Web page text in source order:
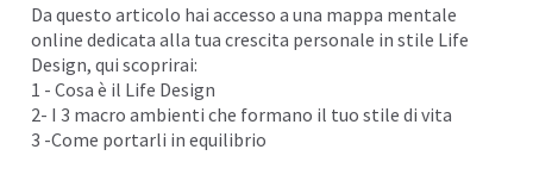
Da questo articolo hai accesso a una mappa mentale
online dedicata alla tua crescita personale in stile Life
Design, qui scoprirai:
1 - Cosa è il Life Design
2- I 3 macro ambienti che formano il tuo stile di vita
3 -Come portarli in equilibrio